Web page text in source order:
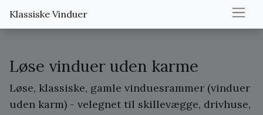
Klassiske Vinduer
Løse vinduer uden karme
Løse, klassiske, gamle vinduesrammer (vinduer
uden karm) - velegnet til skillevægge, drivhuse,